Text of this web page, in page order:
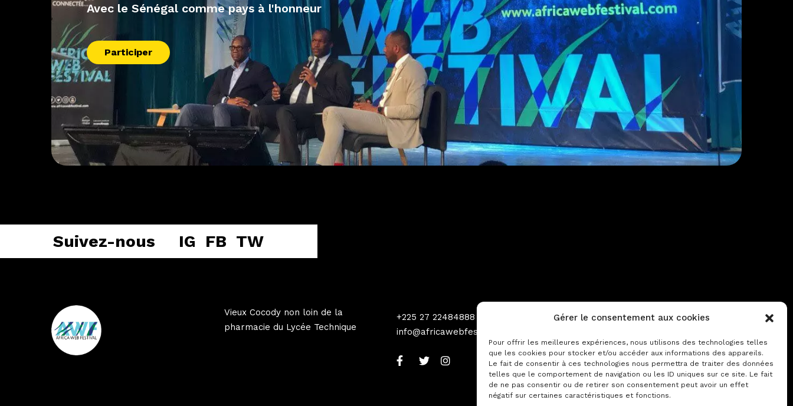
Gérer le consentement aux cookies
Pour offrir les meilleures expériences, nous utilisons des technologies telles
que les cookies pour stocker et/ou accéder aux informations des appareils.
Le fait de consentir à ces technologies nous permettra de traiter des données
telles que le comportement de navigation ou les ID uniques sur ce site. Le fait
de ne pas consentir ou de retirer son consentement peut avoir un effet
négatif sur certaines caractéristiques et fonctions.
Avec le Sénégal comme pays à l'honneur
Participer
Suivez-nous IG FB TW
Vieux Cocody non loin de la
pharmacie du Lycée Technique
+225 27 22484888
info@africawebfestival.com
Contactez-nous